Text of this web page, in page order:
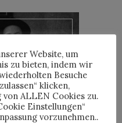
AKAWebsite, um
zu bieten, indem wir
Besuche
klicken,
ALLEN Cookies zu.
Einstellungen“
vorzunehmen..